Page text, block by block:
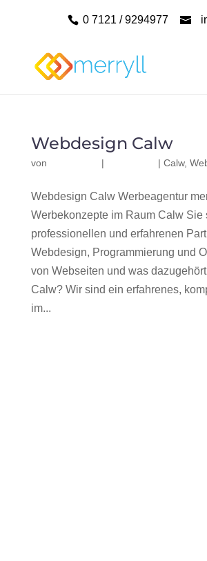
0 7121 / 9294977
Webdesign Calw
von | | Calw,
Webdesign Calw Werbeagentur
Werbekonzepte im Raum Calw Sie
professionellen und erfahrenen
Webdesign, Programmierung und
von Webseiten und was
Calw? Wir sind ein erfahrenes,
im...